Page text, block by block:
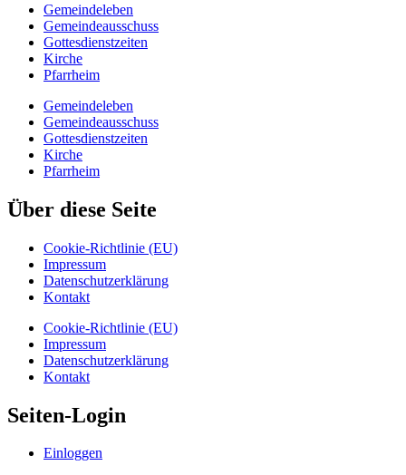
Gemeindeleben
Gemeindeausschuss
Gottesdienstzeiten
Kirche
Pfarrheim
Gemeindeleben
Gemeindeausschuss
Gottesdienstzeiten
Kirche
Pfarrheim
Über diese Seite
Cookie-Richtlinie (EU)
Impressum
Datenschutzerklärung
Kontakt
Cookie-Richtlinie (EU)
Impressum
Datenschutzerklärung
Kontakt
Seiten-Login
Einloggen